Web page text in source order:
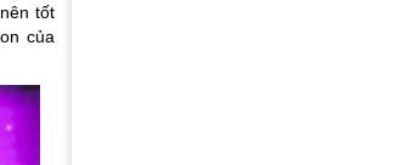
tốt
của